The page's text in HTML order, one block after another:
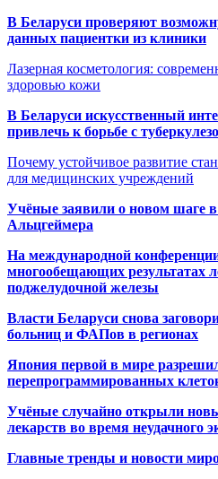
В Беларуси проверяют
данных пациентки из клиники
Лазерная косметология:
здоровью кожи
В Беларуси искусственный
привлечь к борьбе с
Почему устойчивое развитие
для медицинских учреждений
Учёные заявили о новом шаге в
Альцгеймера
На международной
многообещающих результатах
поджелудочной железы
Власти Беларуси снова
больниц и ФАПов в регионах
Япония первой в мире
перепрограммированных
Учёные случайно открыли
лекарств во время неудачного
Главные тренды и новости